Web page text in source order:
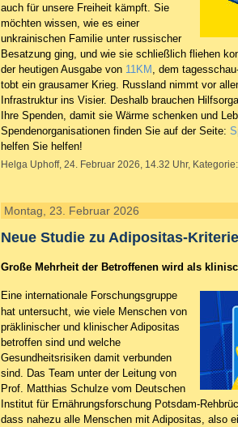
auch für unsere Freiheit kämpft. Sie
möchten wissen, wie es einer
unkrainischen Familie unter russischer
Besatzung ging, und wie sie schließlich fliehen
der heutigen Ausgabe von 11KM , dem
tobt ein grausamer Krieg. Russland nimmt vor
Infrastruktur ins Visier. Deshalb brauchen
Ihre Spenden, damit sie Wärme schenken und
Spendenorganisationen finden Sie auf der Seite:
helfen Sie helfen!
Helga Uphoff, 24. Februar 2026, 14.32 Uhr,
Montag, 23. Februar 2026
Neue Studie zu Adipositas-
Große Mehrheit der Betroffenen wird als
Eine internationale Forschungsgruppe
hat untersucht, wie viele Menschen von
präklinischer und klinischer Adipositas
betroffen sind und welche
Gesundheitsrisiken damit verbunden
sind. Das Team unter der Leitung von
Prof. Matthias Schulze vom Deutschen
Institut für Ernährungsforschung Potsdam-
dass nahezu alle Menschen mit Adipositas, also